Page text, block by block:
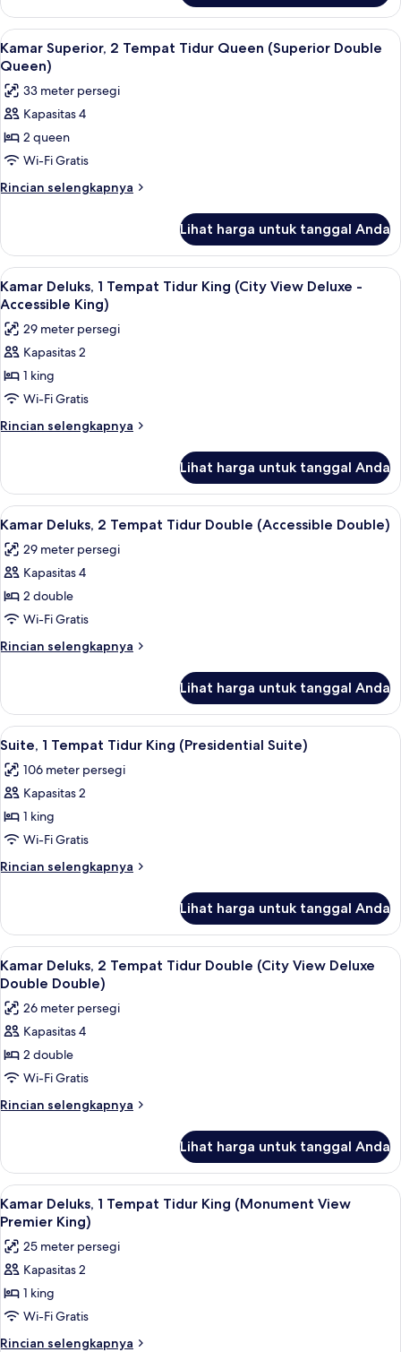
Kamar
(Product
API
Enablement)
Lihat
semua
foto
untuk
Kamar
Superior,
2
Tempat
(Superior
Double
Queen)
Seprai katun Mesir, seprai premium,
6
Kamar Superior, 2 Tempat Tidur Queen (Superior Double
Queen)
33 meter persegi
Kapasitas 4
2 queen
Wi-Fi Gratis
Rincian selengkapnya
Rincian
Kamar
Superior,
2
Tempat
Queen
(Superior
Double
Queen)
Lihat harga untuk tanggal Anda
Lihat
semua
foto
untuk
Kamar
Deluks,
1
Tempat
(City
View
Deluxe
-
Accessible
King)
8
Kamar Deluks, 1 Tempat Tidur King (City View Deluxe -
Accessible King)
29 meter persegi
Kapasitas 2
1 king
Wi-Fi Gratis
Rincian selengkapnya
Rincian
Kamar
Deluks,
1
Tidur
King
View
Deluxe
Accessible
Lihat harga untuk tanggal Anda
Lihat
semua
foto
untuk
Kamar
Deluks,
2
Tempat
Double
(Accessible
Double)
Seprai katun Mesir, seprai premium,
6
Kamar Deluks, 2 Tempat Tidur Double (Accessible Double)
29 meter persegi
Kapasitas 4
2 double
Wi-Fi Gratis
Rincian selengkapnya
Rincian
Kamar
Deluks,
2
Tidur
Double
Double)
Lihat harga untuk tanggal Anda
Lihat
semua
foto
untuk
Suite,
1
Tempat
Tidur
(Presidential
Suite)
8
Suite, 1 Tempat Tidur King (Presidential Suite)
106 meter persegi
Kapasitas 2
1 king
Wi-Fi Gratis
Rincian selengkapnya
Rincian
Suite,
Tempat
Tidur
(Presidential
Suite)
Lihat harga untuk tanggal Anda
Lihat
semua
foto
untuk
Kamar
Deluks,
2
Tempat
(City
View
Deluxe
Double
Double)
8
Kamar Deluks, 2 Tempat Tidur Double (City View Deluxe
Double Double)
26 meter persegi
Kapasitas 4
2 double
Wi-Fi Gratis
Rincian selengkapnya
Rincian
Kamar
Deluks,
2
Tempat
Double
(City
Deluxe
Double
Lihat harga untuk tanggal Anda
Lihat
semua
foto
untuk
Kamar
Deluks,
1
Tempat
Kamar Deluks, 1 Tempat Tidur King
6
Kamar Deluks, 1 Tempat Tidur King (Monument View
Premier King)
25 meter persegi
Kapasitas 2
1 king
Wi-Fi Gratis
Rincian selengkapnya
Rincian